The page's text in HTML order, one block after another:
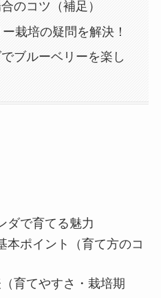
のコツ（補足）
栽培の疑問を解決！
ブルーベリーを楽し
ダで育てる魅力
本ポイント（育て方のコ
育てやすさ・栽培期